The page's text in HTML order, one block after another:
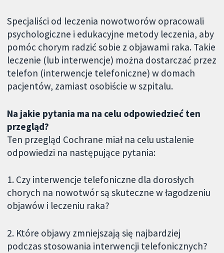
Specjaliści od leczenia nowotworów opracowali
psychologiczne i edukacyjne metody leczenia, aby
pomóc chorym radzić sobie z objawami raka. Takie
leczenie (lub interwencje) można dostarczać przez
telefon (interwencje telefoniczne) w domach
pacjentów, zamiast osobiście w szpitalu.
Na jakie pytania ma na celu odpowiedzieć ten
przegląd?
Ten przegląd Cochrane miał na celu ustalenie
odpowiedzi na następujące pytania:
1. Czy interwencje telefoniczne dla dorosłych
chorych na nowotwór są skuteczne w łagodzeniu
objawów i leczeniu raka?
2. Które objawy zmniejszają się najbardziej
podczas stosowania interwencji telefonicznych?